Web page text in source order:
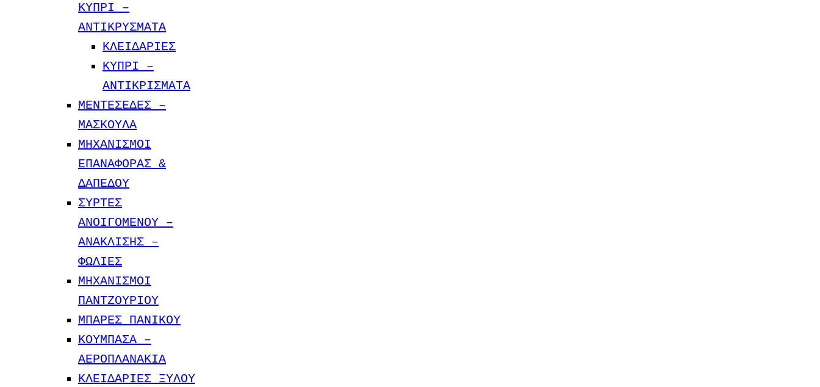
KYΠΡΙ –
ΑΝΤΙΚΡΥΣΜΑΤΑ
ΚΛΕΙΔΑΡΙΕΣ
ΚΥΠΡΙ –
ΑΝΤΙΚΡIΣΜΑΤΑ
ΜΕΝΤΕΣΕΔΕΣ –
ΜΑΣΚΟΥΛΑ
ΜΗΧΑΝΙΣΜΟΙ
ΕΠΑΝΑΦΟΡΑΣ &
ΔΑΠΕΔΟΥ
ΣΥΡΤΕΣ
ΑΝΟΙΓΟΜΕΝΟΥ –
ΑΝΑΚΛΙΣΗΣ –
ΦΩΛΙΕΣ
ΜΗΧΑΝΙΣΜΟΙ
ΠΑΝΤΖΟΥΡΙΟΥ
ΜΠΑΡΕΣ ΠΑΝΙΚΟΥ
ΚΟΥΜΠΑΣΑ –
ΑΕΡΟΠΛΑΝΑΚΙΑ
ΚΛΕΙΔΑΡΙΕΣ ΞΥΛΟΥ